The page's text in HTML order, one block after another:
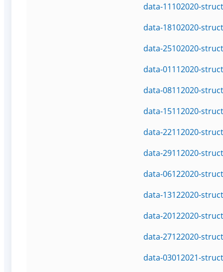
data-11102020-
data-18102020-
data-25102020-
data-01112020-
data-08112020-
data-15112020-
data-22112020-
data-29112020-
data-06122020-
data-13122020-
data-20122020-
data-27122020-
data-03012021-